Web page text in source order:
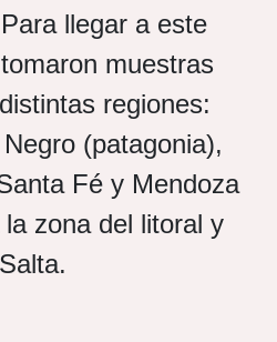
llegar a este
muestras
regiones:
(patagonia),
Fé y Mendoza
zona del litoral y
Salta.